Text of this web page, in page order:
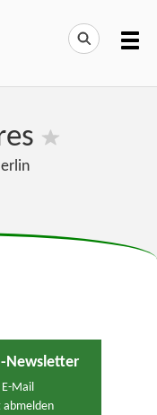
Newsletter
Mail
abmelden